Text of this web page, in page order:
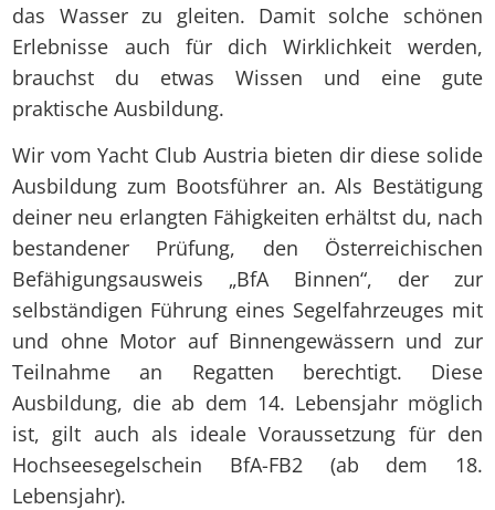
das Wasser zu gleiten. Damit solche schönen
Erlebnisse auch für dich Wirklichkeit werden,
brauchst du etwas Wissen und eine gute
praktische Ausbildung.
Wir vom Yacht Club Austria bieten dir diese solide
Ausbildung zum Bootsführer an. Als Bestätigung
deiner neu erlangten Fähigkeiten erhältst du, nach
bestandener Prüfung, den Österreichischen
Befähigungsausweis „BfA Binnen“, der zur
selbständigen Führung eines Segelfahrzeuges mit
und ohne Motor auf Binnengewässern und zur
Teilnahme an Regatten berechtigt. Diese
Ausbildung, die ab dem 14. Lebensjahr möglich
ist, gilt auch als ideale Voraussetzung für den
Hochseesegelschein BfA-FB2 (ab dem 18.
Lebensjahr).